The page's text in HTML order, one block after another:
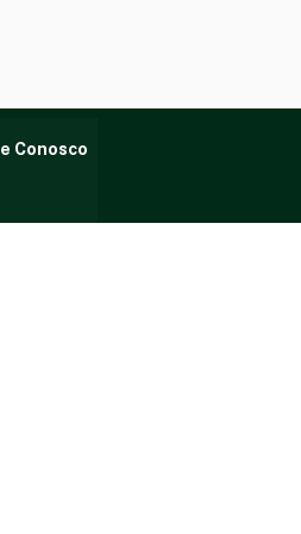
Conosco